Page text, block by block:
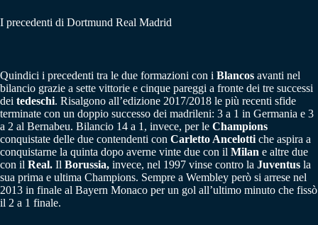
I precedenti di Dortmund Real Madrid
Quindici i precedenti tra le due formazioni con i Blancos avanti nel
bilancio grazie a sette vittorie e cinque pareggi a fronte dei tre successi
dei tedeschi. Risalgono all’edizione 2017/2018 le più recenti sfide
terminate con un doppio successo dei madrileni: 3 a 1 in Germania e 3
a 2 al Bernabeu. Bilancio 14 a 1, invece, per le Champions
conquistate delle due contendenti con Carletto Ancelotti che aspira a
conquistarne la quinta dopo averne vinte due con il Milan e altre due
con il Real. Il Borussia, invece, nel 1997 vinse contro la Juventus la
sua prima e ultima Champions. Sempre a Wembley però si arrese nel
2013 in finale al Bayern Monaco per un gol all’ultimo minuto che fissò
il 2 a 1 finale.